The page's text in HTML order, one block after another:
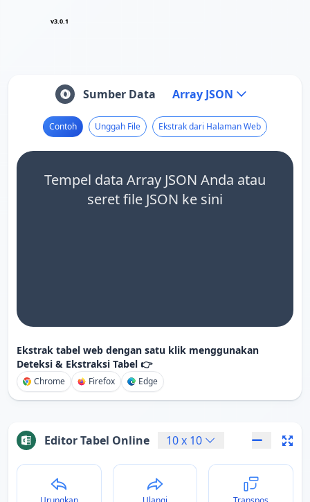
v3.0.1
Sumber Data Array JSON
Contoh Unggah File Ekstrak dari Halaman Web
Tempel data Array JSON Anda atau
seret file JSON ke sini
Ekstrak tabel web dengan satu klik menggunakan
Deteksi & Ekstraksi Tabel 👉
Chrome Firefox Edge
Editor Tabel Online 10x 10